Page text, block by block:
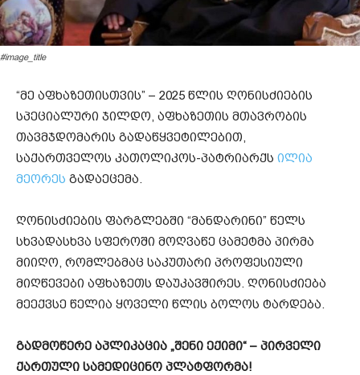
#image_title
“მე აფხაზეთისთვის” – 2025 წლის ღონისძიების
სპეციალური ჯილდო, აფხაზეთის მთავრობის
თავმჯდომარის გადაწყვეტილებით,
საქართველოს კათოლიკოს-პატრიარქს ილია
მეორეს გადაეცემა.
ღონისძიების ფარგლებში “მანდარინი” წელს
სხვადასხვა სფეროში მოღვაწე ცამეტმა პირმა
მიიღო, რომლებმაც საკუთარი პროფესიული
მიღწევები აფხაზეთს დაუკავშირეს. ღონისძიება
მეექვსე წელია ყოველი წლის ბოლოს ტარდება.
გადმოწერე აპლიკაცია „შენი ექიმი“ – პირველი
ქართული სამედიცინო პლატფორმა!